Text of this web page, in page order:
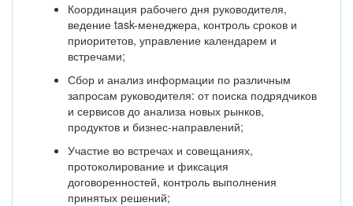
Координация рабочего дня руководителя,
ведение task-менеджера, контроль сроков и
приоритетов, управление календарем и
встречами;
Сбор и анализ информации по различным
запросам руководителя: от поиска подрядчиков
и сервисов до анализа новых рынков,
продуктов и бизнес-направлений;
Участие во встречах и совещаниях,
протоколирование и фиксация
договоренностей, контроль выполнения
принятых решений;